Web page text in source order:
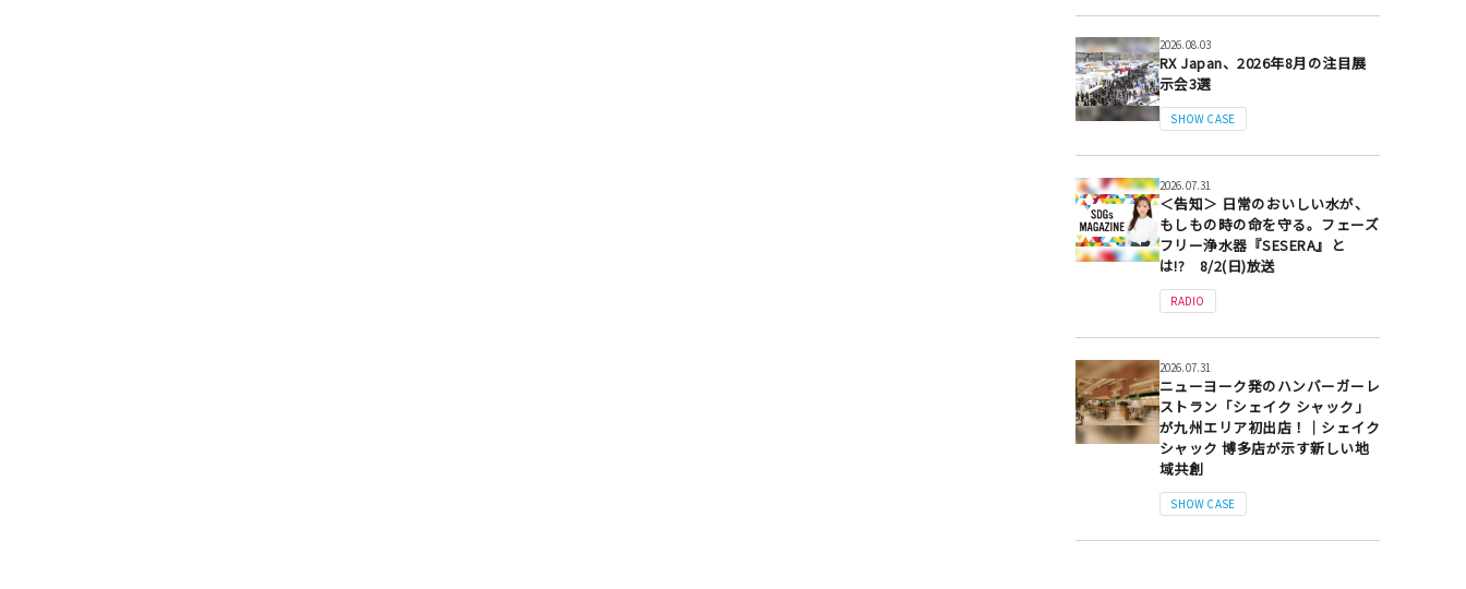
2026.08.03
RX Japan、2026年8月の注目展
示会3選
SHOW CASE
2026.07.31
＜告知＞ 日常のおいしい水が、
もしもの時の命を守る。フェーズ
フリー浄水器『SESERA』と
は!? 8/2(日)放送
RADIO
2026.07.31
ニューヨーク発のハンバーガーレ
ストラン「シェイク シャック」
が九州エリア初出店！｜シェイク
シャック 博多店が示す新しい地
域共創
SHOW CASE